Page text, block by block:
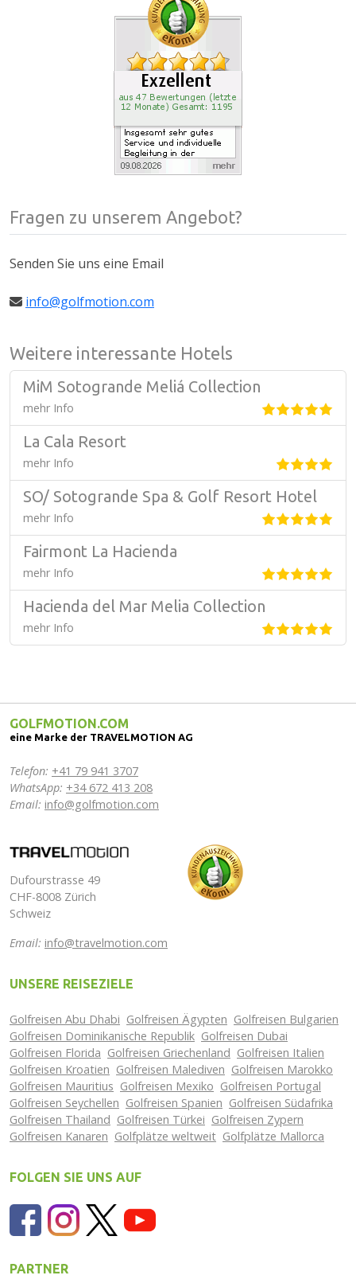
Fragen zu unserem Angebot?
Senden Sie uns eine Email
info@golfmotion.com
Weitere interessante Hotels
MiM Sotogrande Meliá Collection
mehr Info
La Cala Resort
mehr Info
SO/ Sotogrande Spa & Golf Resort Hotel
mehr Info
Fairmont La Hacienda
mehr Info
Hacienda del Mar Melia Collection
mehr Info
GOLFMOTION.COM
eine Marke der TRAVELMOTION AG
Telefon: +41 79 941 3707
WhatsApp: +34 672 413 208
Email: info@golfmotion.com
Dufourstrasse 49
CHF-8008 Zürich
Schweiz
Email: info@travelmotion.com
UNSERE REISEZIELE
Golfreisen Abu Dhabi Golfreisen Ägypten Golfreisen Bulgarien
Golfreisen Dominikanische Republik Golfreisen Dubai
Golfreisen Florida Golfreisen Griechenland Golfreisen Italien
Golfreisen Kroatien Golfreisen Malediven Golfreisen Marokko
Golfreisen Mauritius Golfreisen Mexiko Golfreisen Portugal
Golfreisen Seychellen Golfreisen Spanien Golfreisen Südafrika
Golfreisen Thailand Golfreisen Türkei Golfreisen Zypern
Golfreisen Kanaren Golfplätze weltweit Golfplätze Mallorca
FOLGEN SIE UNS AUF
PARTNER